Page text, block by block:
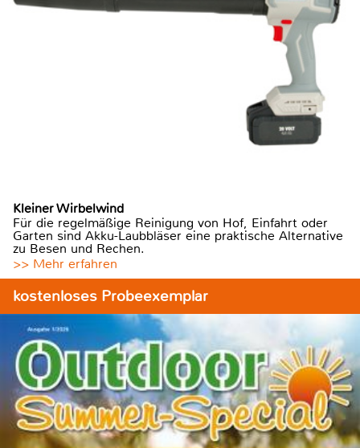
Kleiner Wirbelwind
Für die regelmäßige Reinigung von Hof, Einfahrt oder
Garten sind Akku-Laubbläser eine praktische Alternative
zu Besen und Rechen.
>> Mehr erfahren
kostenloses Probeexemplar